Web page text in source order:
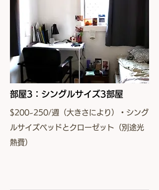
部屋3：シングルサイズ3部屋
$200~250/週（大きさにより）・シング
ルサイズベッドとクローゼット（別途光
熱費）